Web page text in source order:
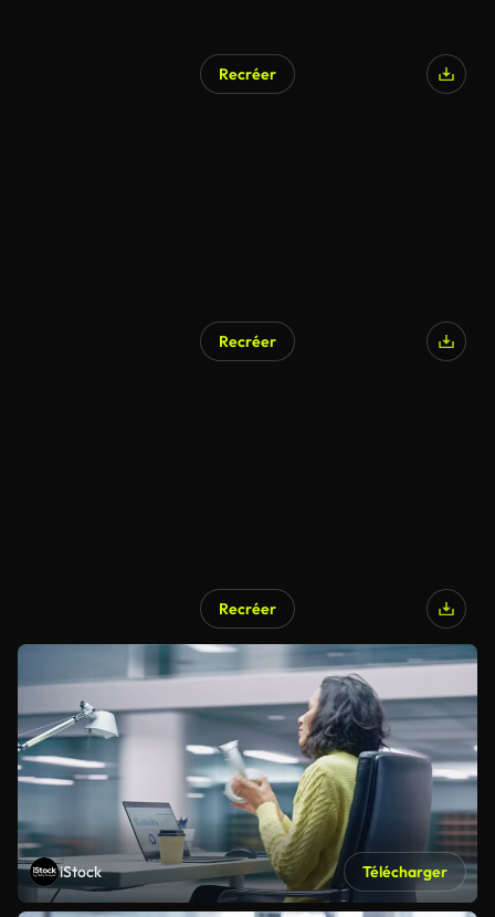
Recréer
Recréer
Recréer
iStock Télécharger